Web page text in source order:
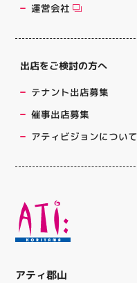
アティ郡山
運営会社
出店をご検討の方へ
テナント出店募集
催事出店募集
アティビジョンについて